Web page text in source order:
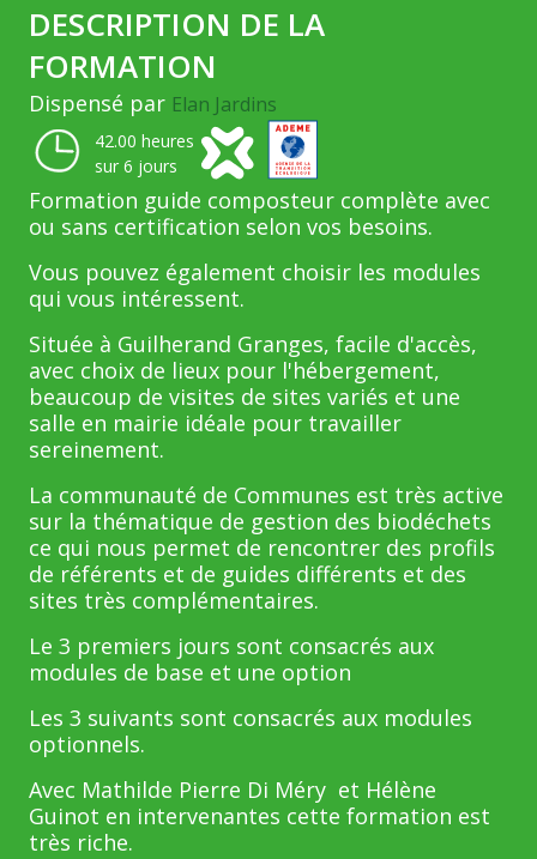
DESCRIPTION DE LA
FORMATION
Dispensé par Elan Jardins
42.00 heures
sur 6 jours
Formation guide composteur complète avec
ou sans certification selon vos besoins.
Vous pouvez également choisir les modules
qui vous intéressent.
Située à Guilherand Granges, facile d'accès,
avec choix de lieux pour l'hébergement,
beaucoup de visites de sites variés et une
salle en mairie idéale pour travailler
sereinement.
La communauté de Communes est très active
sur la thématique de gestion des biodéchets
ce qui nous permet de rencontrer des profils
de référents et de guides différents et des
sites très complémentaires.
Le 3 premiers jours sont consacrés aux
modules de base et une option
Les 3 suivants sont consacrés aux modules
optionnels.
Avec Mathilde Pierre Di Méry et Hélène
Guinot en intervenantes cette formation est
très riche.